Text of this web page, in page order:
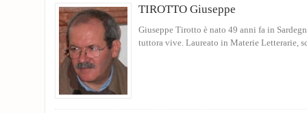
TIROTTO Giuseppe
Giuseppe Tirotto è nato 49 anni fa in
tuttora vive. Laureato in Materie Letterarie,